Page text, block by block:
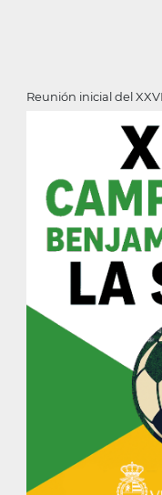
Reunión inicial del